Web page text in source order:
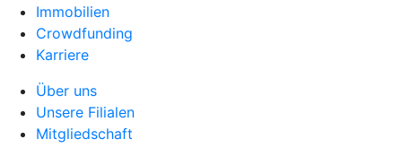
Immobilien
Crowdfunding
Karriere
Über uns
Unsere Filialen
Mitgliedschaft